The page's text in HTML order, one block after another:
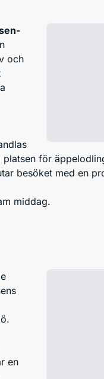
och
för
besöket med en
middag.
en